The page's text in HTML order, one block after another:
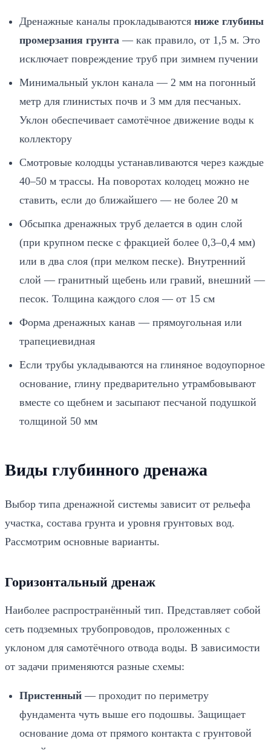
Дренажные каналы прокладываются ниже глубины
промерзания грунта — как правило, от 1,5 м. Это
исключает повреждение труб при зимнем пучении
Минимальный уклон канала — 2 мм на погонный
метр для глинистых почв и 3 мм для песчаных.
Уклон обеспечивает самотёчное движение воды к
коллектору
Смотровые колодцы устанавливаются через каждые
40–50 м трассы. На поворотах колодец можно не
ставить, если до ближайшего — не более 20 м
Обсыпка дренажных труб делается в один слой
(при крупном песке с фракцией более 0,3–0,4 мм)
или в два слоя (при мелком песке). Внутренний
слой — гранитный щебень или гравий, внешний —
песок. Толщина каждого слоя — от 15 см
Форма дренажных канав — прямоугольная или
трапециевидная
Если трубы укладываются на глиняное водоупорное
основание, глину предварительно утрамбовывают
вместе со щебнем и засыпают песчаной подушкой
толщиной 50 мм
Виды глубинного дренажа
Выбор типа дренажной системы зависит от рельефа
участка, состава грунта и уровня грунтовых вод.
Рассмотрим основные варианты.
Горизонтальный дренаж
Наиболее распространённый тип. Представляет собой
сеть подземных трубопроводов, проложенных с
уклоном для самотёчного отвода воды. В зависимости
от задачи применяются разные схемы:
Пристенный — проходит по периметру
фундамента чуть выше его подошвы. Защищает
основание дома от прямого контакта с грунтовой